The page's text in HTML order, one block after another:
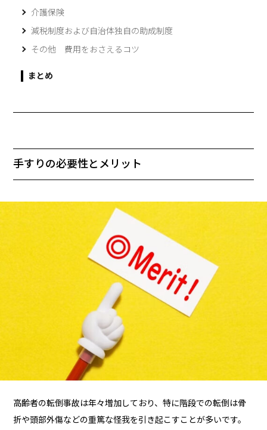
介護保険
減税制度および自治体独自の助成制度
その他 費用をおさえるコツ
まとめ
手すりの必要性とメリット
高齢者の転倒事故は年々増加しており、特に階段での転倒は骨
折や頭部外傷などの重篤な怪我を引き起こすことが多いです。